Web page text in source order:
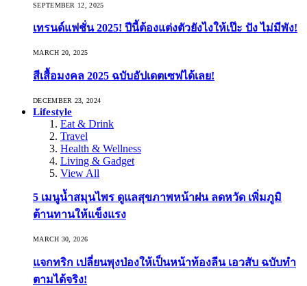
SEPTEMBER 12, 2025
เทรนด์แฟชั่น 2025! ปีนี้ต้องแต่งตัวยังไงให้เป๊ะ ปัง ไม่มีพัง!
MARCH 20, 2025
สีเสื้อมงคล 2025 ฉบับอัปเดตเซฟได้เลย!
DECEMBER 23, 2024
Lifestyle
Eat & Drink
Travel
Health & Wellness
Living & Gadget
View All
5 เมนูน้ำสมุนไพร ดูแลสุขภาพหน้าฝน ลดหวัด เพิ่มภูมิ
ต้านทานให้แข็งแรง
MARCH 30, 2026
แจกทริก เปลี่ยนพุงป่องให้เป็นหน้าท้องลีน เอวสับ ฉบับทำ
ตามได้จริง!